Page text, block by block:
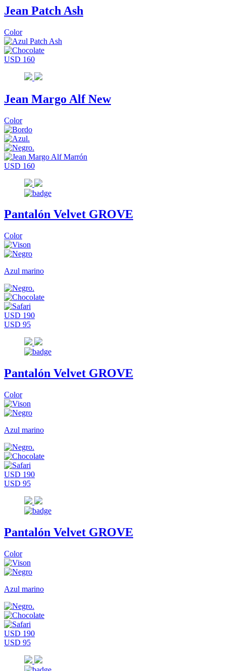
Jean Patch Ash
Color
USD 160
Jean Margo Alf New
Color
USD 160
Pantalón Velvet GROVE
Color
Azul marino
USD 190
USD 95
Pantalón Velvet GROVE
Color
Azul marino
USD 190
USD 95
Pantalón Velvet GROVE
Color
Azul marino
USD 190
USD 95